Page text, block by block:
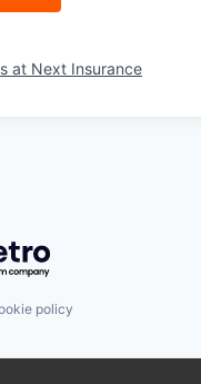
at Next Insurance
Getro.com
policy